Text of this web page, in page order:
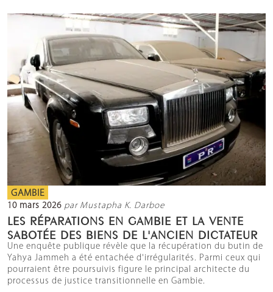
GAMBIE
10 mars 2026 par Mustapha K. Darboe
LES RÉPARATIONS EN GAMBIE ET LA VENTE
SABOTÉE DES BIENS DE L'ANCIEN DICTATEUR
Une enquête publique révèle que la récupération du butin de
Yahya Jammeh a été entachée d'irrégularités. Parmi ceux qui
pourraient être poursuivis figure le principal architecte du
processus de justice transitionnelle en Gambie.